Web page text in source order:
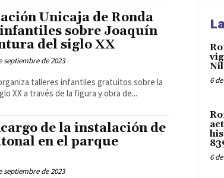
Unicaja de Ronda
sobre Joaquín
del siglo XX
septiembre de 2023
talleres infantiles gratuitos sobre la
XX a través de la figura y obra de...
de la instalación de
en el parque
septiembre de 2023
6
6